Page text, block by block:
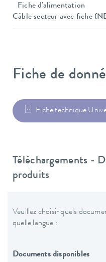
Fiche d'alimentation
Câble secteur avec fiche
Fiche de
Fiche technique
Téléchargements -
produits
Veuillez choisir quels
quelle langue :
Documents disponibles